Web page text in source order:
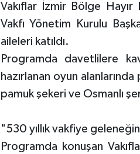
Vakıflar İzmir Bölge
Vakfı Yönetim Kurulu
aileleri katıldı.
Programda davetlilere
hazırlanan oyun
pamuk şekeri ve Osmanlı
"530 yıllık vakfiye
Programda konuşan